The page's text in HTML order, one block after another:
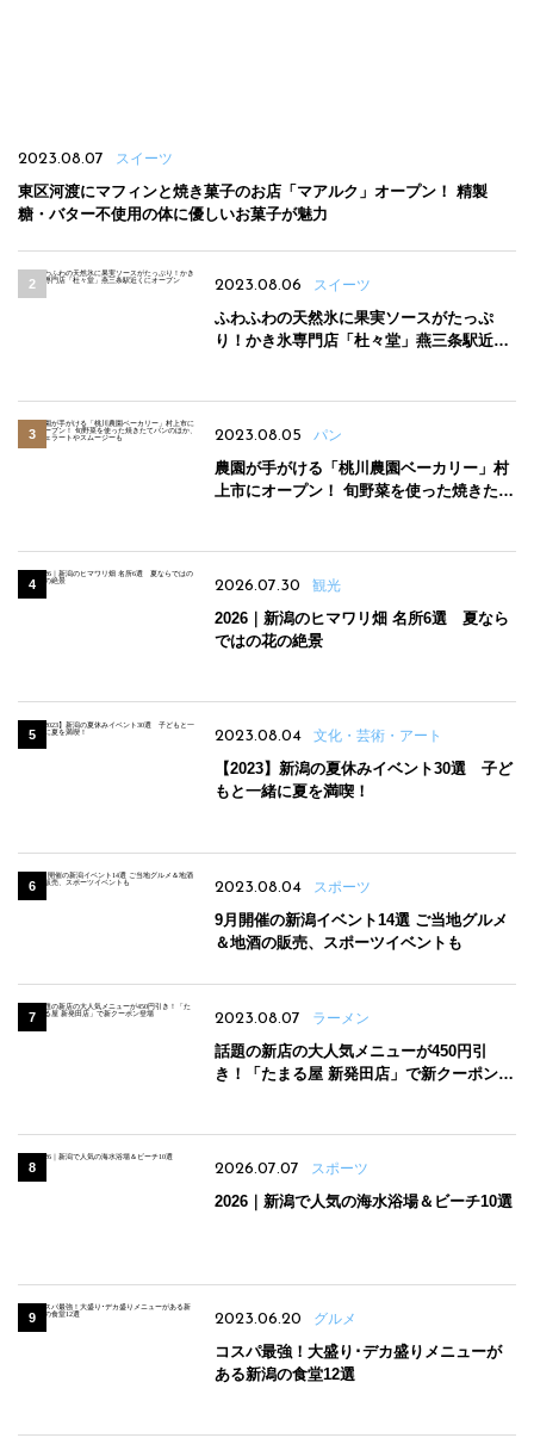
2023.08.07 スイーツ
東区河渡にマフィンと焼き菓子のお店「マアルク」オープン！ 精製
糖・バター不使用の体に優しいお菓子が魅力
2023.08.06 スイーツ
ふわふわの天然氷に果実ソースがたっぷ
り！かき氷専門店「杜々堂」燕三条駅近く
2023.08.05 パン
農園が手がける「桃川農園ベーカリー」村
上市にオープン！ 旬野菜を使った焼きたて
2026.07.30 観光
2026｜新潟のヒマワリ畑 名所6選 夏なら
ではの花の絶景
2023.08.04 文化・芸術・アート
【2023】新潟の夏休みイベント30選 子ど
もと一緒に夏を満喫！
2023.08.04 スポーツ
9月開催の新潟イベント14選 ご当地グルメ
＆地酒の販売、スポーツイベントも
2023.08.07 ラーメン
話題の新店の大人気メニューが450円引
き！「たまる屋 新発田店」で新クーポン登
2026.07.07 スポーツ
2026｜新潟で人気の海水浴場＆ビーチ10選
2023.06.20 グルメ
コスパ最強！大盛り･デカ盛りメニューが
ある新潟の食堂12選